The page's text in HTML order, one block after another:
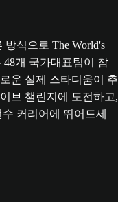
식으로 The World's
48개 국가대표팀이 참
운 실제 스타디움이 추
브 챌린지에 도전하고,
커리어에 뛰어드세